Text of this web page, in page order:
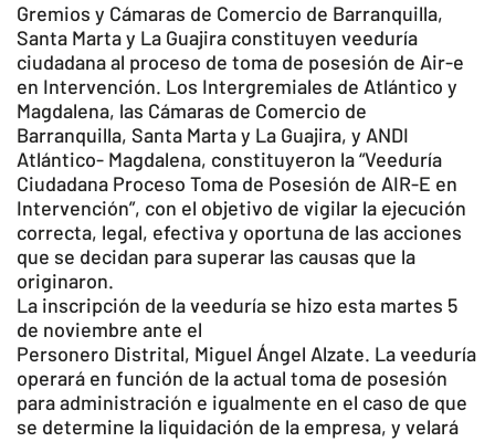
Gremios y Cámaras de Comercio de Barranquilla,
Santa Marta y La Guajira constituyen veeduría
ciudadana al proceso de toma de posesión de Air-e
en Intervención. Los Intergremiales de Atlántico y
Magdalena, las Cámaras de Comercio de
Barranquilla, Santa Marta y La Guajira, y ANDI
Atlántico- Magdalena, constituyeron la “Veeduría
Ciudadana Proceso Toma de Posesión de AIR-E en
Intervención”, con el objetivo de vigilar la ejecución
correcta, legal, efectiva y oportuna de las acciones
que se decidan para superar las causas que la
originaron.
La inscripción de la veeduría se hizo esta martes 5
de noviembre ante el
Personero Distrital, Miguel Ángel Alzate. La veeduría
operará en función de la actual toma de posesión
para administración e igualmente en el caso de que
se determine la liquidación de la empresa, y velará